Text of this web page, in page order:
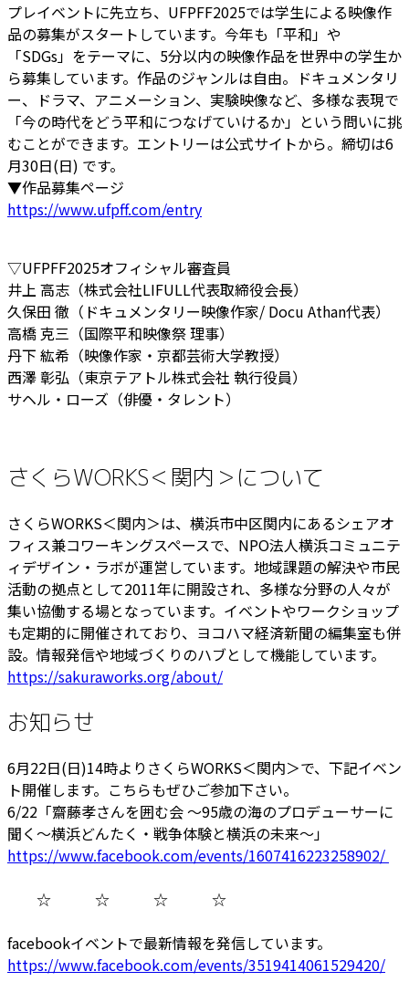
プレイベントに先立ち、UFPFF2025では学生による映像作
品の募集がスタートしています。今年も「平和」や
「SDGs」をテーマに、5分以内の映像作品を世界中の学生か
ら募集しています。作品のジャンルは自由。ドキュメンタリ
ー、ドラマ、アニメーション、実験映像など、多様な表現で
「今の時代をどう平和につなげていけるか」という問いに挑
むことができます。エントリーは公式サイトから。締切は6
月30日(日) です。
▼作品募集ページ
https://www.ufpff.com/entry
▽UFPFF2025オフィシャル審査員
井上 高志（株式会社LIFULL代表取締役会長）
久保田 徹（ドキュメンタリー映像作家/ Docu Athan代表）
高橋 克三（国際平和映像祭 理事）
丹下 紘希（映像作家・京都芸術大学教授）
西澤 彰弘（東京テアトル株式会社 執行役員）
サヘル・ローズ（俳優・タレント）
さくらWORKS＜関内＞について
さくらWORKS＜関内＞は、横浜市中区関内にあるシェアオ
フィス兼コワーキングスペースで、NPO法人横浜コミュニテ
ィデザイン・ラボが運営しています。地域課題の解決や市民
活動の拠点として2011年に開設され、多様な分野の人々が
集い協働する場となっています。イベントやワークショップ
も定期的に開催されており、ヨコハマ経済新聞の編集室も併
設。情報発信や地域づくりのハブとして機能しています。
https://sakuraworks.org/about/
お知らせ
6月22日(日)14時よりさくらWORKS＜関内＞で、下記イベン
ト開催します。こちらもぜひご参加下さい。
6/22「齋藤孝さんを囲む会 ～95歳の海のプロデューサーに
聞く〜横浜どんたく・戦争体験と横浜の未来～」
https://www.facebook.com/events/1607416223258902/
☆ ☆ ☆ ☆
facebookイベントで最新情報を発信しています。
https://www.facebook.com/events/3519414061529420/